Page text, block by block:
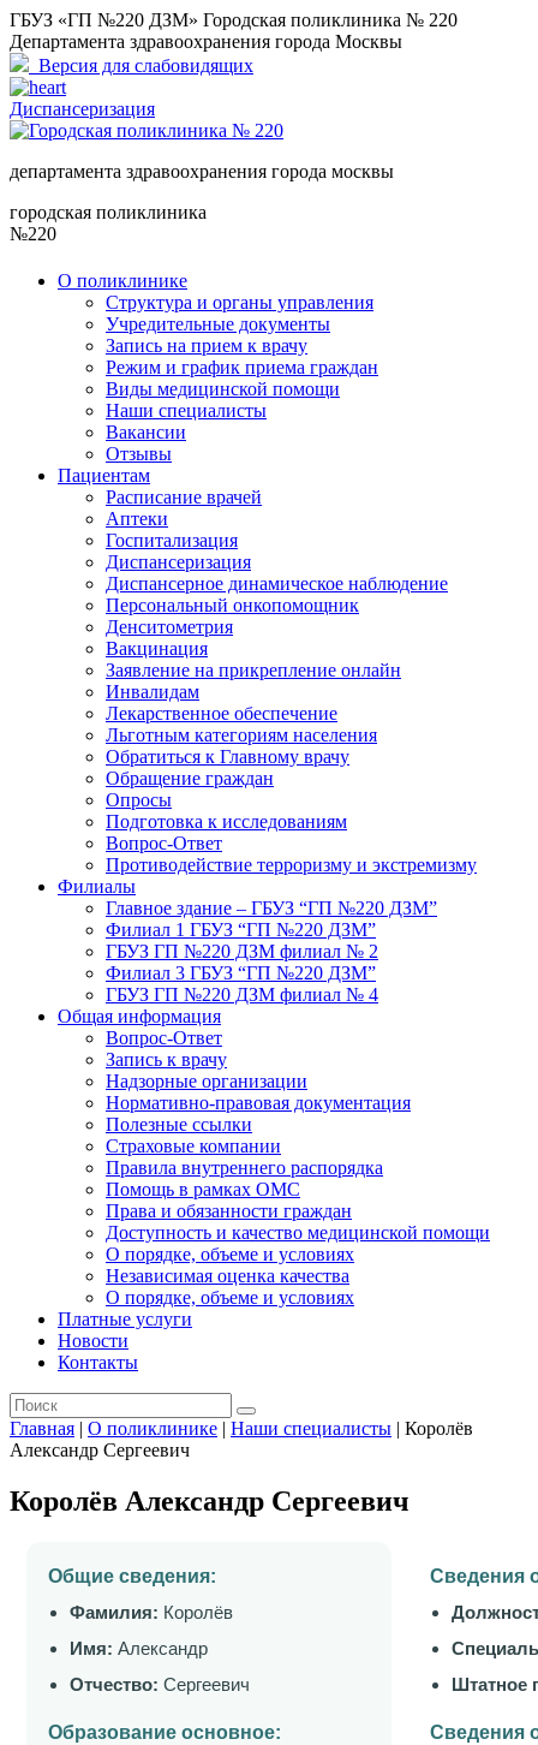
ГБУЗ «ГП №220 ДЗМ» Городская поликлиника № 220
Департамента здравоохранения города Москвы
Версия для слабовидящих
Диспансеризация
департамента здравоохранения города москвы
городская поликлиника
№220
О поликлинике
Структура и органы управления
Учредительные документы
Запись на прием к врачу
Режим и график приема граждан
Виды медицинской помощи
Наши специалисты
Вакансии
Отзывы
Пациентам
Расписание врачей
Аптеки
Госпитализация
Диспансеризация
Диспансерное динамическое наблюдение
Персональный онкопомощник
Денситометрия
Вакцинация
Заявление на прикрепление онлайн
Инвалидам
Лекарственное обеспечение
Льготным категориям населения
Обратиться к Главному врачу
Обращение граждан
Опросы
Подготовка к исследованиям
Вопрос-Ответ
Противодействие терроризму и экстремизму
Филиалы
Главное здание – ГБУЗ “ГП №220 ДЗМ”
Филиал 1 ГБУЗ “ГП №220 ДЗМ”
ГБУЗ ГП №220 ДЗМ филиал № 2
Филиал 3 ГБУЗ “ГП №220 ДЗМ”
ГБУЗ ГП №220 ДЗМ филиал № 4
Общая информация
Вопрос-Ответ
Запись к врачу
Надзорные организации
Нормативно-правовая документация
Полезные ссылки
Страховые компании
Правила внутреннего распорядка
Помощь в рамках ОМС
Права и обязанности граждан
Доступность и качество медицинской помощи
О порядке, объеме и условиях
Независимая оценка качества
О порядке, объеме и условиях
Платные услуги
Новости
Контакты
Главная | О поликлинике | Наши специалисты | Королёв
Александр Сергеевич
Королёв Александр Сергеевич
Общие сведения:
Фамилия: Королёв
Имя: Александр
Отчество: Сергеевич
Образование основное:
Сведения
Штатное
Сведения